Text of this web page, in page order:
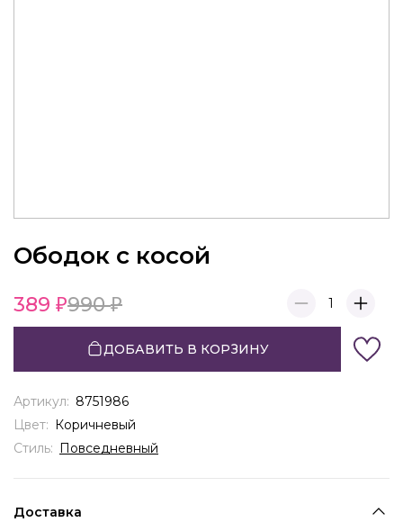
Ободок с косой
389 990 1
ДОБАВИТЬ В КОРЗИНУ
Артикул: 8751986
Цвет: Коричневый
Стиль: Повседневный
Доставка